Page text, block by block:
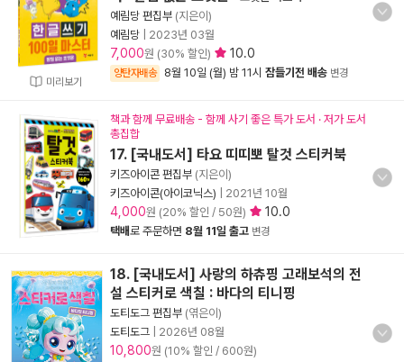
미리보기
예림당 편집부 (지은이)
예림당
2023년 03월
7,000원 (30% 할인) 10.0
양탄자배송 8월 10일 (월) 밤 11시 잠들기전 배송 변경
책과 함께 무료배송 - 함께 사기 좋은 특가 도서 · 저가 도서
총집합
17. [국내도서] 타요 띠띠뽀 탈것 스티커북
키즈아이콘 편집부 (지은이)
키즈아이콘(아이코닉스)
2021년 10월
4,000원 (20% 할인 / 50원) 10.0
택배로 주문하면 8월 11일 출고 변경
18. [국내도서] 사랑의 하츄핑 고래보석의 전
설 스티커로 색칠 : 바다의 티니핑
도티도그 편집부 (엮은이)
도티도그
2026년 08월
10,800원 (10% 할인 / 600원)